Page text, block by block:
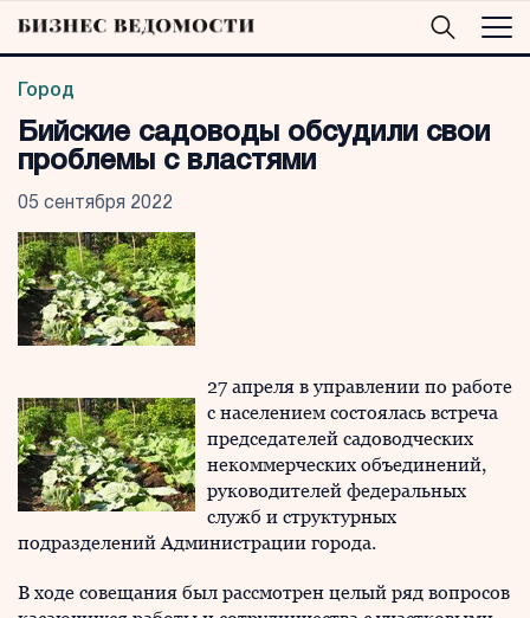
Город
Бийские садоводы обсудили свои
проблемы с властями
05 сентября 2022
27 апреля в управлении по работе
с населением состоялась встреча
председателей садоводческих
некоммерческих объединений,
руководителей федеральных
служб и структурных
подразделений Администрации города.
В ходе совещания был рассмотрен целый ряд вопросов